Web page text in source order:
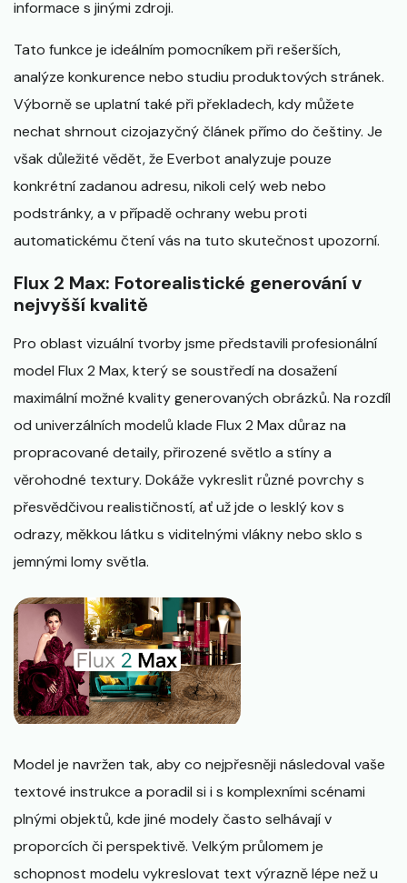
informace s jinými zdroji.
Tato funkce je ideálním pomocníkem při rešerších,
analýze konkurence nebo studiu produktových stránek.
Výborně se uplatní také při překladech, kdy můžete
nechat shrnout cizojazyčný článek přímo do češtiny. Je
však důležité vědět, že Everbot analyzuje pouze
konkrétní zadanou adresu, nikoli celý web nebo
podstránky, a v případě ochrany webu proti
automatickému čtení vás na tuto skutečnost upozorní.
Flux 2 Max: Fotorealistické generování v
nejvyšší kvalitě
Pro oblast vizuální tvorby jsme představili profesionální
model Flux 2 Max, který se soustředí na dosažení
maximální možné kvality generovaných obrázků. Na rozdíl
od univerzálních modelů klade Flux 2 Max důraz na
propracované detaily, přirozené světlo a stíny a
věrohodné textury. Dokáže vykreslit různé povrchy s
přesvědčivou realističností, ať už jde o lesklý kov s
odrazy, měkkou látku s viditelnými vlákny nebo sklo s
jemnými lomy světla.
Model je navržen tak, aby co nejpřesněji následoval vaše
textové instrukce a poradil si i s komplexními scénami
plnými objektů, kde jiné modely často selhávají v
proporcích či perspektivě. Velkým průlomem je
schopnost modelu vykreslovat text výrazně lépe než u